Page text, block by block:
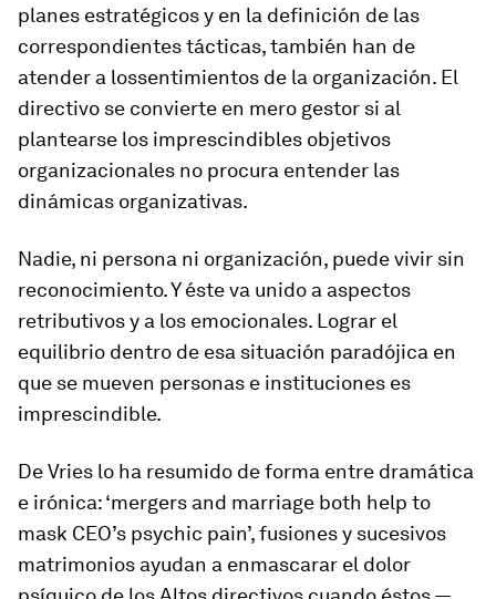
planes estratégicos y en la definición de las
correspondientes tácticas, también han de
atender a lossentimientos de la organización. El
directivo se convierte en mero gestor si al
plantearse los imprescindibles objetivos
organizacionales no procura entender las
dinámicas organizativas.
Nadie, ni persona ni organización, puede vivir sin
reconocimiento. Y éste va unido a aspectos
retributivos y a los emocionales. Lograr el
equilibrio dentro de esa situación paradójica en
que se mueven personas e instituciones es
imprescindible.
De Vries lo ha resumido de forma entre dramática
e irónica: ‘mergers and marriage both help to
mask CEO’s psychic pain’, fusiones y sucesivos
matrimonios ayudan a enmascarar el dolor